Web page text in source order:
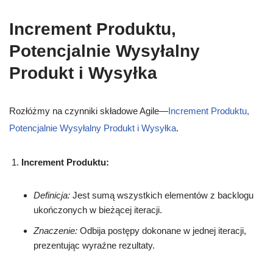
Increment Produktu,
Potencjalnie Wysyłalny
Produkt i Wysyłka
Rozłóżmy na czynniki składowe Agile—Increment Produktu,
Potencjalnie Wysyłalny Produkt i Wysyłka.
Increment Produktu:
Definicja: Jest sumą wszystkich elementów z backlogu
ukończonych w bieżącej iteracji.
Znaczenie: Odbija postępy dokonane w jednej iteracji,
prezentując wyraźne rezultaty.